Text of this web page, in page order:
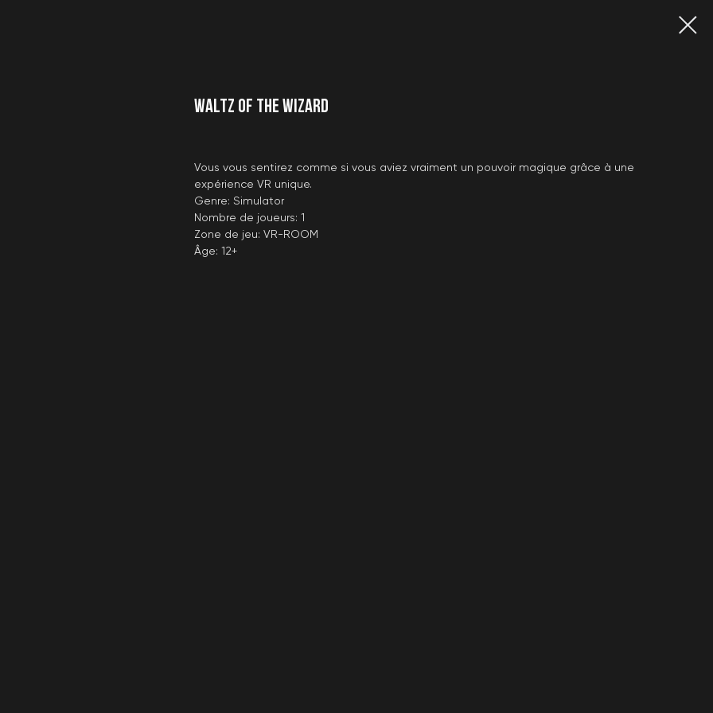
Waltz of the Wizard
Vous vous sentirez comme si vous aviez vraiment un pouvoir magique grâce à une
expérience VR unique.
Genre: Simulator
Nombre de joueurs: 1
Zone de jeu: VR-ROOM
Âge: 12+